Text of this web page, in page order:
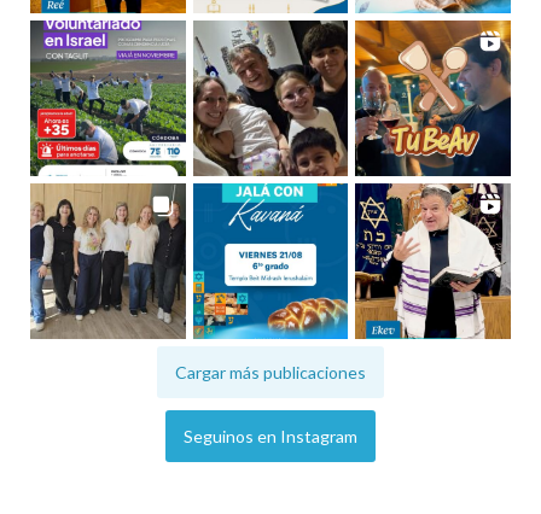
Cargar más publicaciones
Seguinos en Instagram